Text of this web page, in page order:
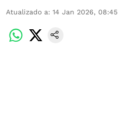
Atualizado a: 14 Jan 2026, 08:45